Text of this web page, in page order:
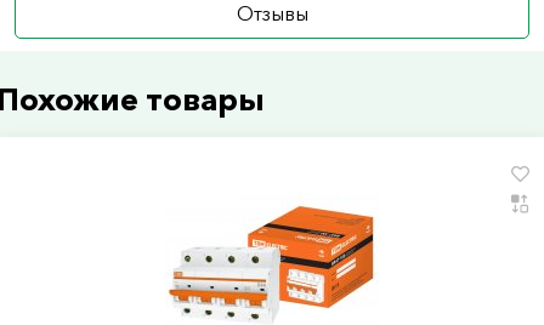
Отзывы
товары